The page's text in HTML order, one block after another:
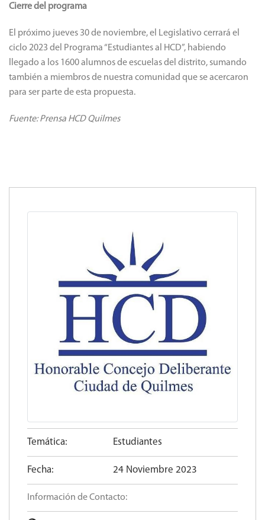
Cierre del programa
El próximo jueves 30 de noviembre, el Legislativo cerrará el
ciclo 2023 del Programa “Estudiantes al HCD”, habiendo
llegado a los 1600 alumnos de escuelas del distrito, sumando
también a miembros de nuestra comunidad que se acercaron
para ser parte de esta propuesta.
Fuente: Prensa HCD Quilmes
Temática: Estudiantes
Fecha: 24 Noviembre 2023
Información de Contacto: